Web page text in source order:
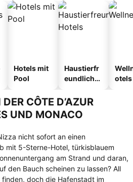
Hotels mit
Pool
Haustierfr
eundliche
otels
CÔTE D’AZUR
UND MONACO
nicht sofort an einen
mit 5-Sterne-Hotel, türkisblauem
am Strand und daran,
den Bauch scheinen zu lassen? All
doch die Hafenstadt im